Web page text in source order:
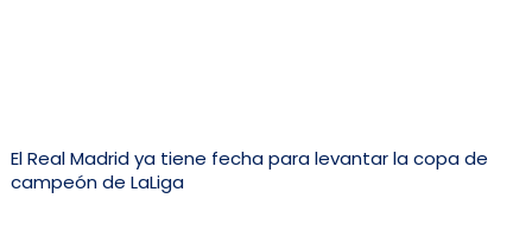
El Real Madrid ya tiene fecha para levantar la copa de
campeón de LaLiga